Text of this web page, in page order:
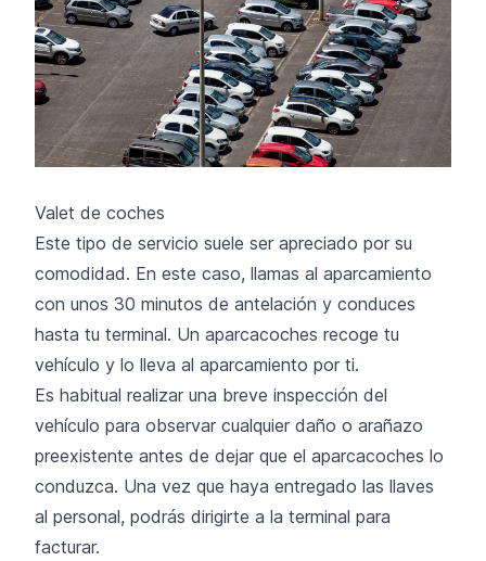
Valet de coches
Este tipo de servicio suele ser apreciado por su
comodidad. En este caso, llamas al aparcamiento
con unos 30 minutos de antelación y conduces
hasta tu terminal. Un aparcacoches recoge tu
vehículo y lo lleva al aparcamiento por ti.
Es habitual realizar una breve inspección del
vehículo para observar cualquier daño o arañazo
preexistente antes de dejar que el aparcacoches lo
conduzca. Una vez que haya entregado las llaves
al personal, podrás dirigirte a la terminal para
facturar.